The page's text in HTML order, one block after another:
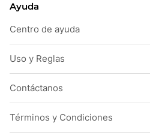
Ayuda
Centro de ayuda
Uso y Reglas
Contáctanos
Términos y Condiciones